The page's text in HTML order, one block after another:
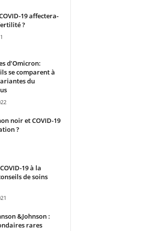
19 affectera-
?
d’Omicron:
se comparent à
du
noir et COVID-19
?
19 à la
de soins
&Johnson :
rares